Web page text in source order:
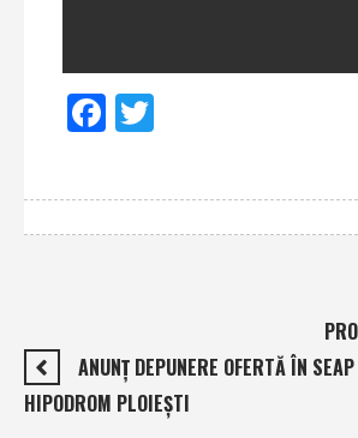
Facebook
ANUNŢ DEPUNERE OFERTĂ ÎN
HIPODROM PLOIEŞTI